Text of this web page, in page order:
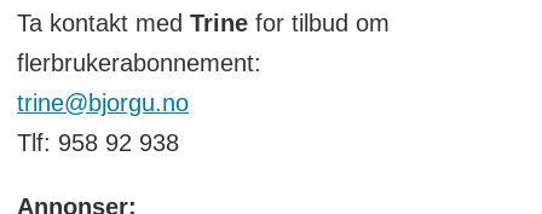
Ta kontakt med Trinefor tilbud om
flerbrukerabonnement:
trine@bjorgu.no
Tlf: 958 92 938
Annonser: